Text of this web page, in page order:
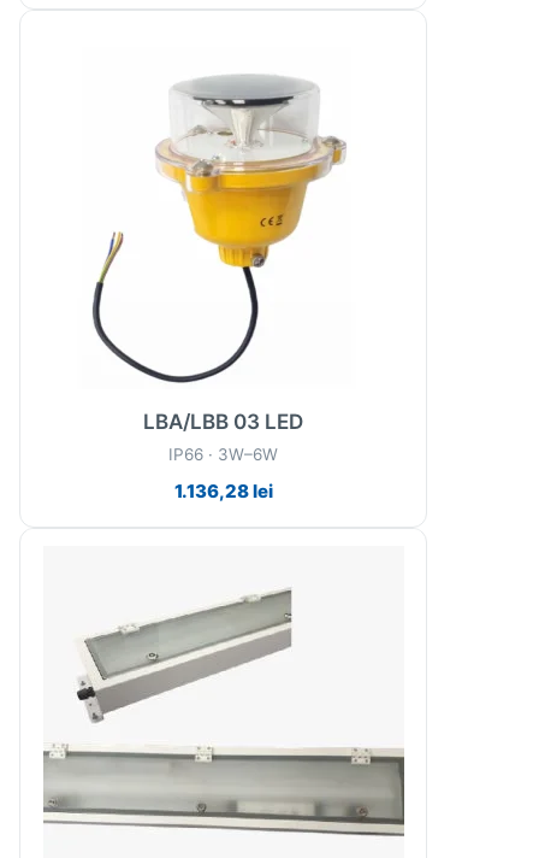
LBA/LBB 03 LED
IP66 · 3W–6W
1.136,28lei